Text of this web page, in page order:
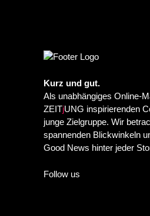
Kurz und gut.
Als unabhängiges Online-
ZEITjUNG inspirierenden
junge Zielgruppe. Wir
spannenden Blickwinkeln
Good News hinter jeder
Follow us